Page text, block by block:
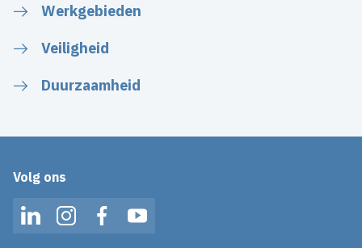
Werkgebieden
Veiligheid
Duurzaamheid
Volg ons
LinkedInInstagramFacebookYouTube